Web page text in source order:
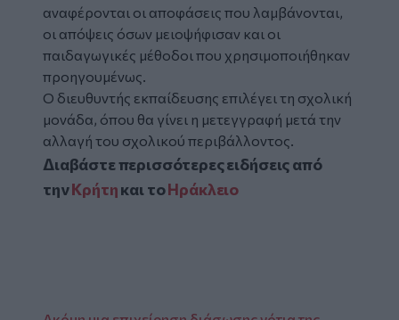
αναφέρονται οι αποφάσεις που λαμβάνονται,
οι απόψεις όσων μειοψήφισαν και οι
παιδαγωγικές μέθοδοι που χρησιμοποιήθηκαν
προηγουμένως.
Ο διευθυντής εκπαίδευσης επιλέγει τη σχολική
μονάδα, όπου θα γίνει η μετεγγραφή μετά την
αλλαγή του σχολικού περιβάλλοντος.
Διαβάστε περισσότερες ειδήσεις από
τηνΚρήτηκαι τοΗράκλειο